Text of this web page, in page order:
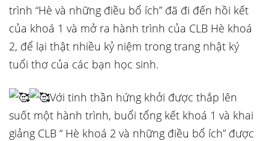
trình “Hè và những điều bổ ích” đã đi đến hồi kết
của khoá 1 và mở ra hành trình của CLB Hè khoá
2, để lại thật nhiều kỷ niệm trong trang nhật ký
tuổi thơ của các bạn học sinh.
Với tinh thần hứng khởi được thắp lên
suốt một hành trình, buổi tổng kết khoá 1 và khai
giảng CLB “ Hè khoá 2 và những điều bổ ích” được